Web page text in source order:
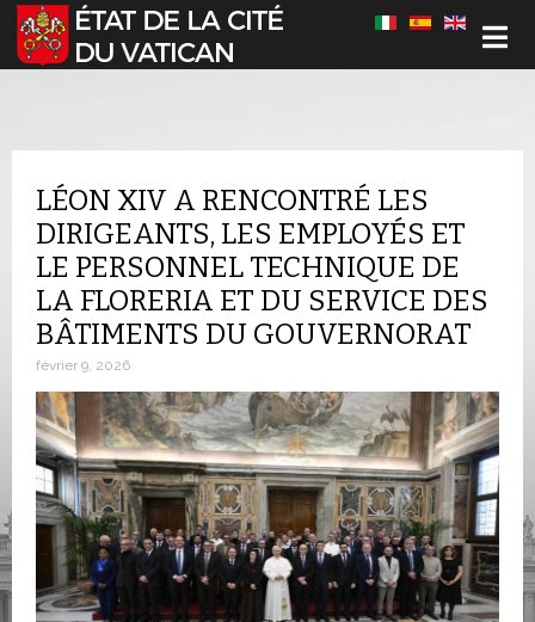
Sélectionnez votre langue
LÉON XIV A RENCONTRÉ LES
DIRIGEANTS, LES EMPLOYÉS ET
LE PERSONNEL TECHNIQUE DE
LA FLORERIA ET DU SERVICE DES
BÂTIMENTS DU GOUVERNORAT
février 9, 2026